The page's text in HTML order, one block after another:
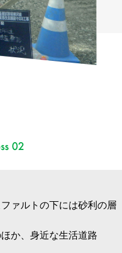
ァルトの下には砂利の層
か、身近な生活道路